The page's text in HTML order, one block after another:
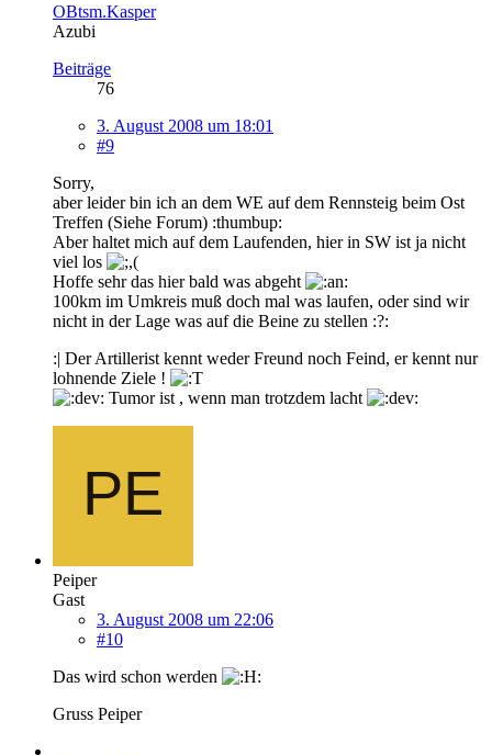
OBtsm.Kasper
Azubi
Beiträge
76
3. August 2008 um 18:01
#9
Sorry,
aber leider bin ich an dem WE auf dem Rennsteig beim Ost
Treffen (Siehe Forum) :thumbup:
Aber haltet mich auf dem Laufenden, hier in SW ist ja nicht
viel los
Hoffe sehr das hier bald was abgeht
100km im Umkreis muß doch mal was laufen, oder sind wir
nicht in der Lage was auf die Beine zu stellen :?:
:| Der Artillerist kennt weder Freund noch Feind, er kennt nur
lohnende Ziele !
Tumor ist , wenn man trotzdem lacht
Peiper
Gast
3. August 2008 um 22:06
#10
Das wird schon werden
Gruss Peiper